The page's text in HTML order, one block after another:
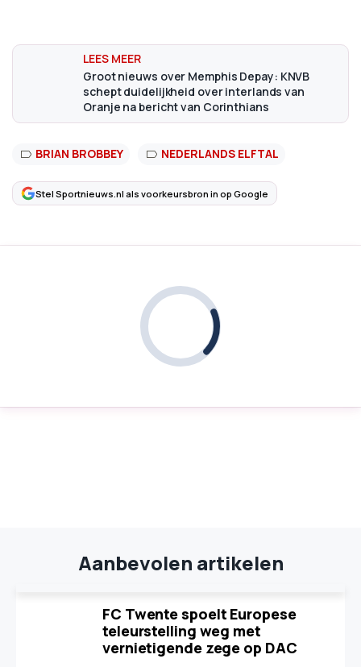
Groot nieuws over Memphis Depay: KNVB
schept duidelijkheid over interlands van
Oranje na bericht van Corinthians
BRIAN BROBBEY NEDERLANDS ELFTAL
Stel Sportnieuws.nl als voorkeursbron in op Google
Aanbevolen artikelen
FC Twente spoelt Europese
teleurstelling weg met
vernietigende zege op DAC